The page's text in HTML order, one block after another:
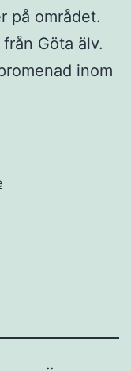
på området.
Göta älv.
inom